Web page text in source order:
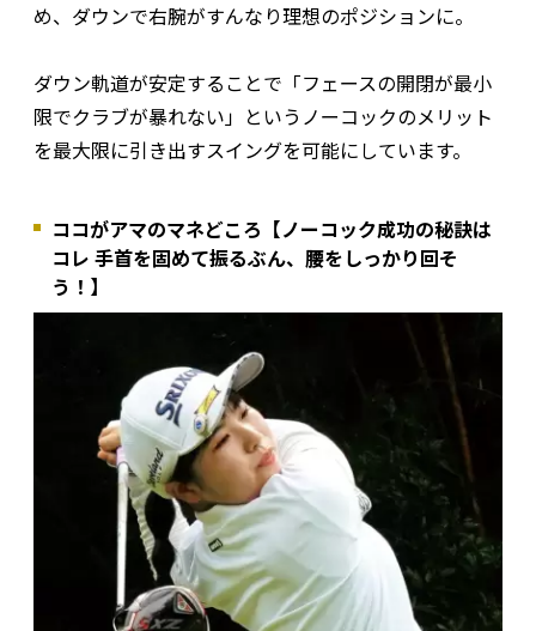
め、ダウンで右腕がすんなり理想のポジションに。
ダウン軌道が安定することで「フェースの開閉が最小
限でクラブが暴れない」というノーコックのメリット
を最大限に引き出すスイングを可能にしています。
ココがアマのマネどころ【ノーコック成功の秘訣は
コレ 手首を固めて振るぶん、腰をしっかり回そ
う！】